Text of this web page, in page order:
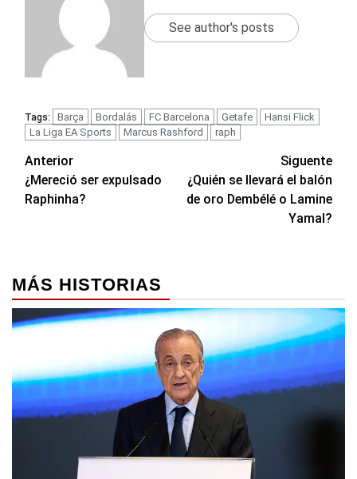
See author's posts
Tags: Barça Bordalás FC Barcelona Getafe
Hansi Flick
La Liga EA Sports
Marcus Rashford raph
Navegación
de
Anterior
¿Mereció ser expulsado
Raphinha?
Siguente
¿Quién se llevará el balón
de oro Dembélé o Lamine
Yamal?
MÁS HISTORIAS